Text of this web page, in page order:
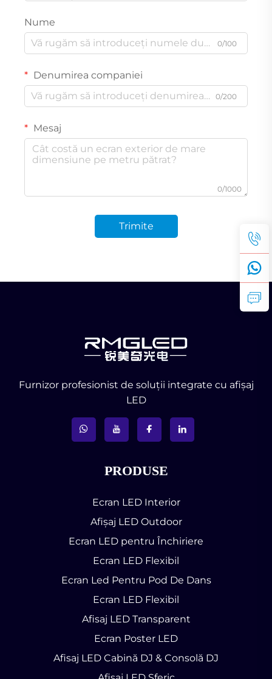
Nume
0/100
Denumirea companiei
0/200
Mesaj
0/1000
Trimite
Furnizor profesionist de soluții integrate cu afișaj
LED
PRODUSE
Ecran LED Interior
Afișaj LED Outdoor
Ecran LED pentru Închiriere
Ecran LED Flexibil
Ecran Led Pentru Pod De Dans
Ecran LED Flexibil
Afisaj LED Transparent
Ecran Poster LED
Afisaj LED Cabină DJ & Consolă DJ